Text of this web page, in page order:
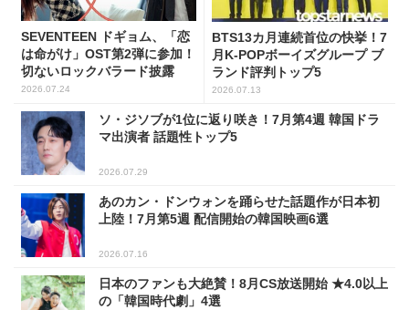
SEVENTEEN ドギョム、「恋
は命がけ」OST第2弾に参加！
切ないロックバラード披露
2026.07.24
BTS13カ月連続首位の快挙！7
月K-POPボーイズグループ ブ
ランド評判トップ5
2026.07.13
ソ・ジソブが1位に返り咲き！7月第4週 韓国ドラ
マ出演者 話題性トップ5
2026.07.29
あのカン・ドンウォンを踊らせた話題作が日本初
上陸！7月第5週 配信開始の韓国映画6選
2026.07.16
日本のファンも大絶賛！8月CS放送開始 ★4.0以上
の「韓国時代劇」4選